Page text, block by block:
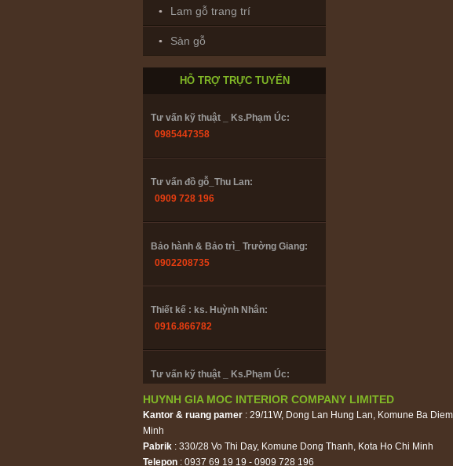
Lam gỗ trang trí
Sàn gỗ
HỖ TRỢ TRỰC TUYẾN
0902208735
Thiết kế : ks. Huỳnh Nhân:
0916.866782
Tư vấn kỹ thuật _ Ks.Phạm Úc:
0985447358
Tư vấn đồ gỗ_Thu Lan:
0909 728 196
Bảo hành & Bảo trì_ Trường Giang:
0902208735
Thiết kế : ks. Huỳnh Nhân:
0916.866782
Tư vấn kỹ thuật _ Ks.Phạm Úc:
HUYNH GIA MOC INTERIOR COMPANY LIMITED
Kantor & ruang pamer : 29/11W, Dong Lan Hung Lan, Komune Ba
Minh
Pabrik : 330/28 Vo Thi Day, Komune Dong Thanh, Kota Ho Chi Minh
Telepon : 0937 69 19 19 - 0909 728 196